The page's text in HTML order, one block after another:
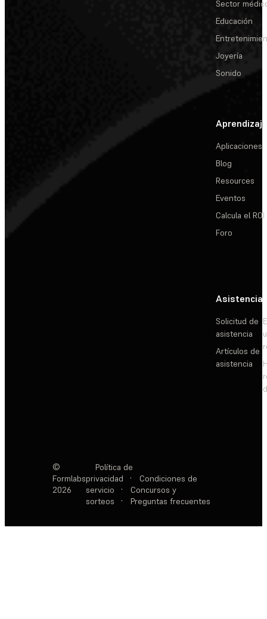
Sector
Educación
Joyería
Sonido
Aprendizaje
Aplicaciones
Blog
Resources
Eventos
Calcula el ROI
Foro
Asistencia
Solicitud de
asistencia
Artículos de
asistencia
©
Formlabs
2026
Política de
privacidad
·
Condiciones de
servicio
·
Concursos y
sorteos
· Preguntas frecuentes